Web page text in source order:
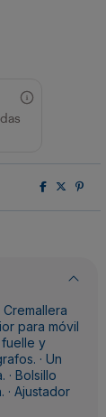
para móvil
fuelle y
· Un
· Bolsillo
Ajustador